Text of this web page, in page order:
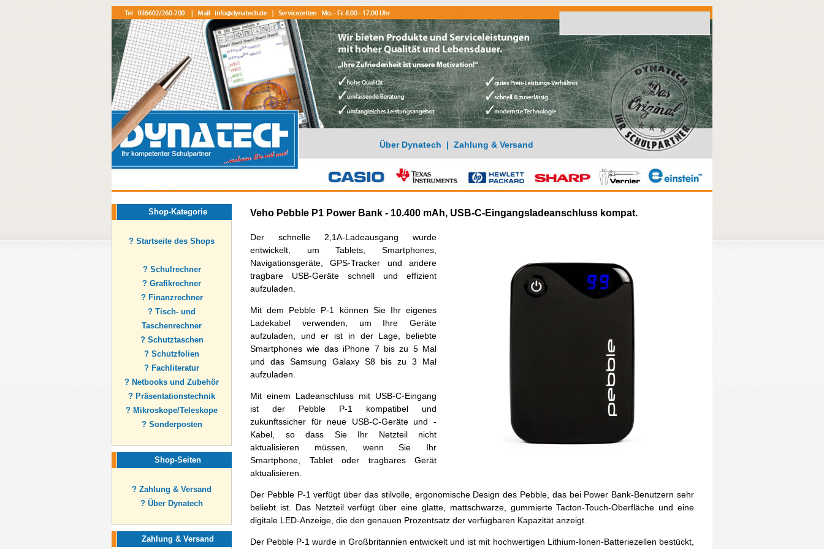
Über Dynatech | Zahlung & Versand
Shop-Kategorie
? Startseite des Shops
? Schulrechner
? Grafikrechner
? Finanzrechner
? Tisch- und
Taschenrechner
? Schutztaschen
? Schutzfolien
? Fachliteratur
? Netbooks und Zubehör
? Präsentationstechnik
? Mikroskope/Teleskope
? Sonderposten
Shop-Seiten
? Zahlung & Versand
? Über Dynatech
Zahlung & Versand
Veho Pebble P1 Power Bank - 10.400 mAh, USB-C-Eingangsladeanschluss kompat.
Der schnelle 2,1A-Ladeausgang wurde
entwickelt, um Tablets, Smartphones,
Navigationsgeräte, GPS-Tracker und andere
tragbare USB-Geräte schnell und effizient
aufzuladen.
Mit dem Pebble P-1 können Sie Ihr eigenes
Ladekabel verwenden, um Ihre Geräte
aufzuladen, und er ist in der Lage, beliebte
Smartphones wie das iPhone 7 bis zu 5 Mal
und das Samsung Galaxy S8 bis zu 3 Mal
aufzuladen.
Mit einem Ladeanschluss mit USB-C-Eingang
ist der Pebble P-1 kompatibel und
zukunftssicher für neue USB-C-Geräte und -
Kabel, so dass Sie Ihr Netzteil nicht
aktualisieren müssen, wenn Sie Ihr
Smartphone, Tablet oder tragbares Gerät
aktualisieren.
Der Pebble P-1 verfügt über das stilvolle, ergonomische Design des Pebble, das bei Power Bank-Benutzern sehr
beliebt ist. Das Netzteil verfügt über eine glatte, mattschwarze, gummierte Tacton-Touch-Oberfläche und eine
digitale LED-Anzeige, die den genauen Prozentsatz der verfügbaren Kapazität anzeigt.
Der Pebble P-1 wurde in Großbritannien entwickelt und ist mit hochwertigen Lithium-Ionen-Batteriezellen bestückt,